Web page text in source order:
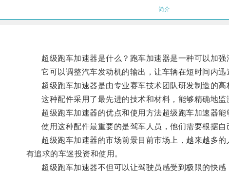
简介
超级跑车加速器是什么？跑车加速器是一种可以加强
它可以调整汽车发动机的输出，让车辆在短时间内迅
超级跑车加速器是由专业赛车技术团队研发制造的高
这种配件采用了最先进的技术和材料，能够精确地监
超级跑车加速器的优点和使用方法超级跑车加速器能
使用这种配件最重要的是驾车人员，他们需要根据自
超级跑车加速器的市场前景目前市场上，越来越多的
有追求的车迷投资和使用。
超级跑车加速器不但可以让驾驶员感受到极限的快感